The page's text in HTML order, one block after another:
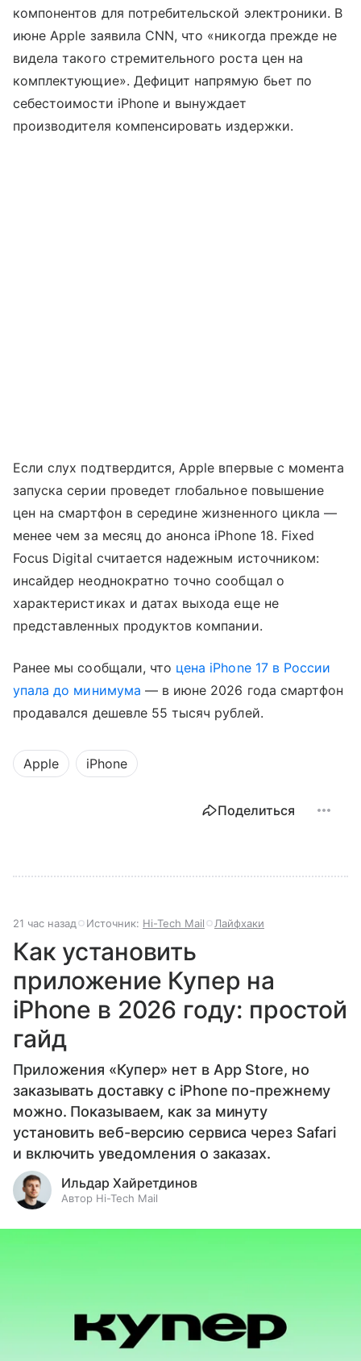
компонентов для потребительской электроники. В
июне Apple заявила CNN, что «никогда прежде не
видела такого стремительного роста цен на
комплектующие». Дефицит напрямую бьет по
себестоимости iPhone и вынуждает
производителя компенсировать издержки.
Если слух подтвердится, Apple впервые с момента
запуска серии проведет глобальное повышение
цен на смартфон в середине жизненного цикла —
менее чем за месяц до анонса iPhone 18. Fixed
Focus Digital считается надежным источником:
инсайдер неоднократно точно сообщал о
характеристиках и датах выхода еще не
представленных продуктов компании.
Ранее мы сообщали, что цена iPhone 17 в России
упала до минимума — в июне 2026 года смартфон
продавался дешевле 55 тысяч рублей.
Apple iPhone
Поделиться
21 час назад Источник: Hi-Tech Mail Лайфхаки
Как установить
приложение Купер на
iPhone в 2026 году: простой
гайд
Приложения «Купер» нет в App Store, но
заказывать доставку с iPhone по-прежнему
можно. Показываем, как за минуту
установить веб-версию сервиса через Safari
и включить уведомления о заказах.
Ильдар Хайретдинов
Автор Hi-Tech Mail